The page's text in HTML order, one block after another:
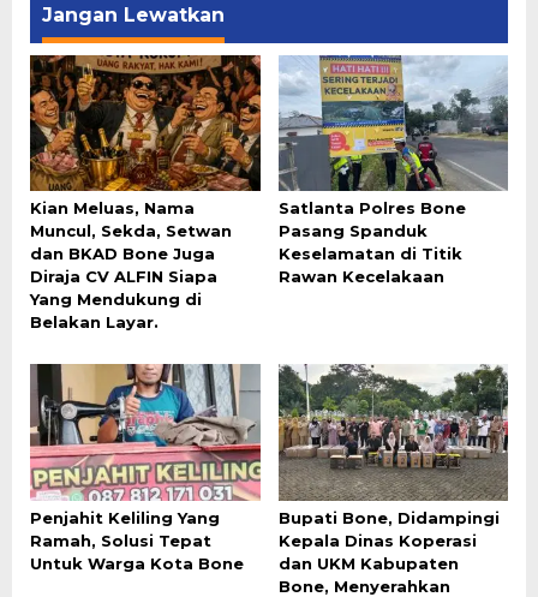
Jangan Lewatkan
Kian Meluas, Nama
Muncul, Sekda, Setwan
dan BKAD Bone Juga
Diraja CV ALFIN Siapa
Yang Mendukung di
Belakan Layar.
Satlanta Polres Bone
Pasang Spanduk
Keselamatan di Titik
Rawan Kecelakaan
Penjahit Keliling Yang
Ramah, Solusi Tepat
Untuk Warga Kota Bone
Bupati Bone, Didampingi
Kepala Dinas Koperasi
dan UKM Kabupaten
Bone, Menyerahkan